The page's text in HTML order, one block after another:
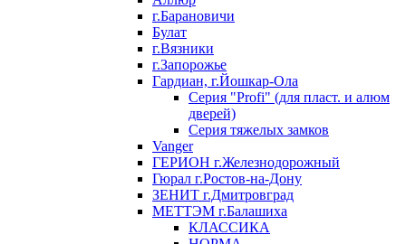
г.Барановичи
Булат
г.Вязники
г.Запорожье
Гардиан, г.Йошкар-Ола
Серия "Profi" (для пласт. и алюм
дверей)
Серия тяжелых замков
Vanger
ГЕРИОН г.Железнодорожный
Гюрал г.Ростов-на-Дону
ЗЕНИТ г.Дмитровград
МЕТТЭМ г.Балашиха
КЛАССИКА